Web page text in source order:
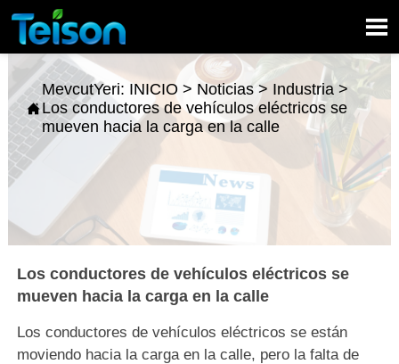


MevcutYeri: INICIO> Noticias> Industria>
Los conductores de vehículos eléctricos se
mueven hacia la carga en la calle
Los conductores de vehículos eléctricos se
mueven hacia la carga en la calle
Los conductores de vehículos eléctricos se están
moviendo hacia la carga en la calle, pero la falta de